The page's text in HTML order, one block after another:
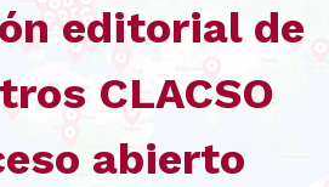
editorial de
CLACSO
abierto